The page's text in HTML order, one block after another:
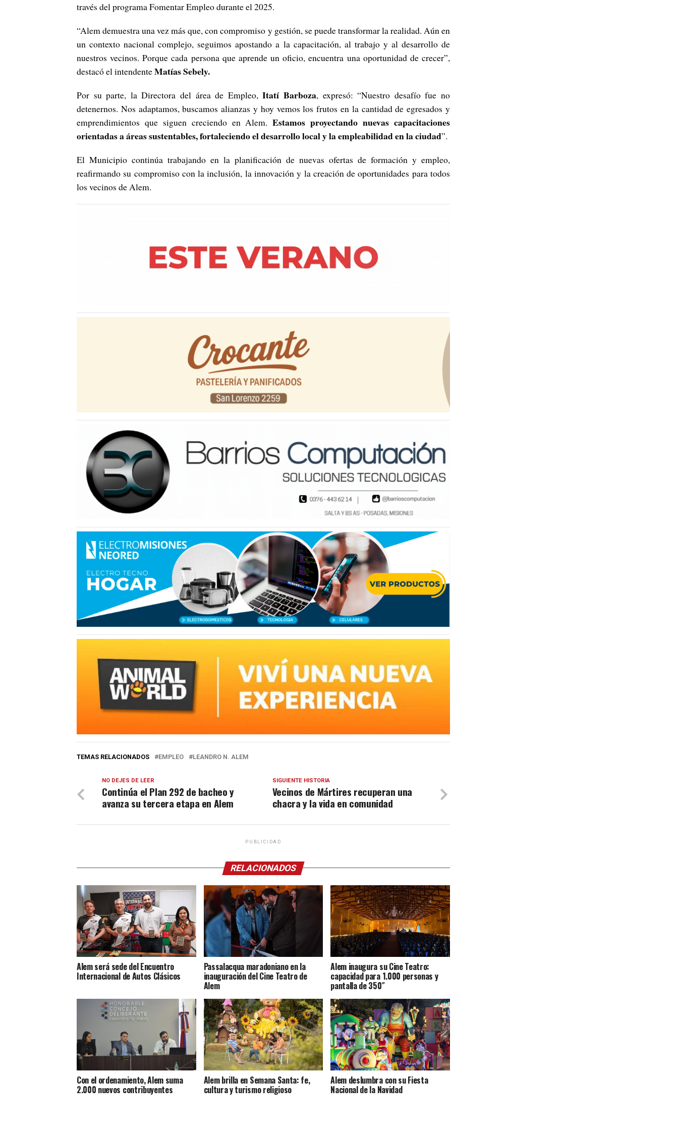
través del programa Fomentar Empleo durante el 2025.
“Alem demuestra una vez más que, con compromiso y gestión, se puede transformar la realidad. Aún en
un contexto nacional complejo, seguimos apostando a la capacitación, al trabajo y al desarrollo de
nuestros vecinos. Porque cada persona que aprende un oficio, encuentra una oportunidad de crecer”,
destacó el intendenteMatías Sebely.
Por su parte, la Directora del área de Empleo,Itatí Barboza, expresó:“Nuestro desafío fue no
detenernos. Nos adaptamos, buscamos alianzas y hoy vemos los frutos en la cantidad de egresados y
emprendimientos que siguen creciendo en Alem.Estamos proyectando nuevas capacitaciones
orientadas a áreas sustentables, fortaleciendo el desarrollo local y la empleabilidad en la ciudad”.
El Municipio continúa trabajando en la planificación de nuevas ofertas de formación y empleo,
reafirmando su compromiso con la inclusión, la innovación y la creación de oportunidades para todos
los vecinos de Alem.
TEMAS RELACIONADOS EMPLEO LEANDRO N. ALEM
SIGUIENTE HISTORIA
Vecinos de Mártires recuperan una
chacra y la vida en comunidad
NO DEJES DE LEER
Continúa el Plan 292 de bacheo y
avanza su tercera etapa en Alem
PUBLICIDAD
RELACIONADOS
Alem será sede del Encuentro
Internacional de Autos Clásicos
Passalacqua maradoniano en la
inauguración del Cine Teatro de
Alem
Alem inaugura su Cine Teatro:
capacidad para 1.000 personas y
pantalla de 350″
Con el ordenamiento, Alem suma
2.000 nuevos contribuyentes
Alem brilla en Semana Santa: fe,
cultura y turismo religioso
Alem deslumbra con su Fiesta
Nacional de la Navidad